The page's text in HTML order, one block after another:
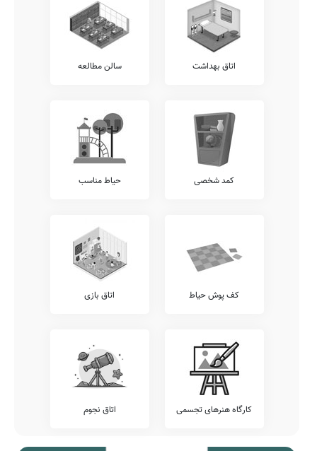
وجود آکادمی های زبان متمایز از واحدهای درسی مصوب آموزش پرورش،
نظیر آکادمی های آلمانی، انگلیسی، ترکی، روسی، عربی، فرانسوی، و...
نقطه قوت مهمی برای مدارس خوب محسوب میشود. متاسفانه این مدرسه
در حال حاضر فاقد هرگونه آکادمی زبان مجزا می باشد.
امکانات جانبی
آموزان در محیط مدرسه شامل خدمات برگزاری کارگاه های ارتقای عملکرد
کادر آموزشی، سامانه برگزاری کلاس های آنلاین آموزشی، برگزاری
اردوهای فرهنگی ورزشی رایگان، ارتباط مستمر مشاوران تحصیلی با اولیاء،
و... برقرار نمایند.
شما می توانید اطلاعات بیشتر در خصوص موارد فوق الذکر و یا سایر
خدمات قابل ارائه توسط مدرسه دانشجو نظیر برگزاری کارگاه های مشاوره
قبل از شروع کلاس، و... را از کادر اجرایی این مدرسه پرس و جو نمایید.
آزمون هماهنگ
اطلاع دارید که برخی از مدارس، بجهت سنجش دقیقتر وضعیت دانش
آموزان خود، اقدام به برگزاری آزمون های هماهنگ کشوری می نمایند.
پیشنهاد می کنیم وضعیت آزمون های برگزار شده در مدرسه دانشجو را
تلفن این مدرسه جهت کسب اطلاعات از نحوه ثبت نام و امکانات آن
44086621-44060088 می باشد. مدرسه غیر دولتی دانشجو، آمادگی
اولیاء گرامی به ویژه اهالی محترم منطقه 5 تهران می توانند با مراجعه به
آدرس آيت الله كاشاني، بلوار فردوس شرقي، خيابان ابراهيمي شمالي،
نبش كوچه پنجم، پلاك 15 از محیط و ساختمان دوره اول متوسطه دخترانه
اتاق بهداشت سالن مطالعه
کمد شخصی حیاط مناسب
کف پوش حیاط اتاق بازی
کارگاه هنرهای تجسمی اتاق نجوم